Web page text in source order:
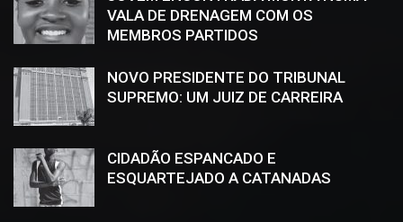
VALA DE DRENAGEM COM OS
MEMBROS PARTIDOS
NOVO PRESIDENTE DO TRIBUNAL
SUPREMO: UM JUIZ DE CARREIRA
CIDADÃO ESPANCADO E
ESQUARTEJADO A CATANADAS